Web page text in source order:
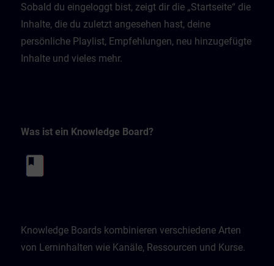
Sobald du eingeloggt bist, zeigt dir die „Startseite“ die
Inhalte, die du zuletzt angesehen hast, deine
persönliche Playlist, Empfehlungen, neu hinzugefügte
Inhalte und vieles mehr.
Was ist ein Knowledge Board?
Knowledge Boards kombinieren verschiedene Arten
von Lerninhalten wie Kanäle, Ressourcen und Kurse.